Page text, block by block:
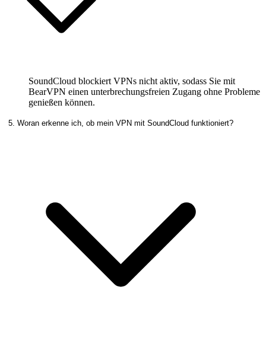
SoundCloud blockiert VPNs nicht aktiv, sodass Sie mit
BearVPN einen unterbrechungsfreien Zugang ohne Probleme
genießen können.
5. Woran erkenne ich, ob mein VPN mit SoundCloud funktioniert?